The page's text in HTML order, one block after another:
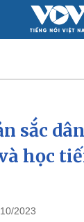
Xã
sắc
học
2023